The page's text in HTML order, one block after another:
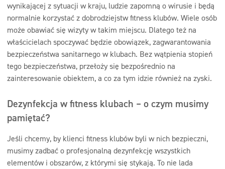
wynikającej z sytuacji w kraju, ludzie zapomną o wirusie i będą
normalnie korzystać z dobrodziejstw fitness klubów. Wiele osób
może obawiać się wizyty w takim miejscu. Dlatego też na
właścicielach spoczywać będzie obowiązek, zagwarantowania
bezpieczeństwa sanitarnego w klubach. Bez wątpienia stopień
tego bezpieczeństwa, przełoży się bezpośrednio na
zainteresowanie obiektem, a co za tym idzie również na zyski.
Dezynfekcja w fitness klubach – o czym musimy
pamiętać?
Jeśli chcemy, by klienci fitness klubów byli w nich bezpieczni,
musimy zadbać o profesjonalną dezynfekcję wszystkich
elementów i obszarów, z którymi się stykają. To nie lada